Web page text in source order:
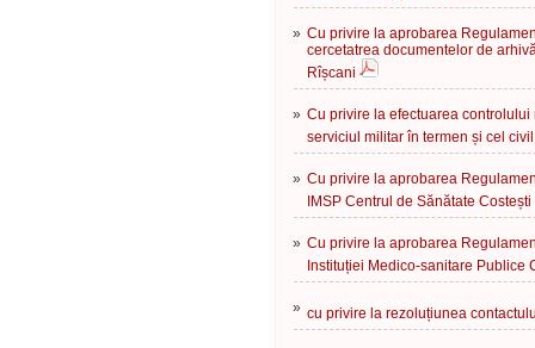
» Cu privire la aprobarea
cercetatrea documentelor de
Rîșcani
» Cu privire la efectuarea
serviciul militar în termen și cel
» Cu privire la aprobarea
IMSP Centrul de Sănătate Costești
» Cu privire la aprobarea
Instituției Medico-sanitare Publice
» cu privire la rezoluțiunea